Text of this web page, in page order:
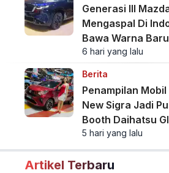
Generasi III
Mengaspal Di
Bawa Warna Baru
6 hari yang lalu
Berita
Penampilan
New Sigra Jadi
Booth Daihatsu
5 hari yang lalu
Artikel Terbaru